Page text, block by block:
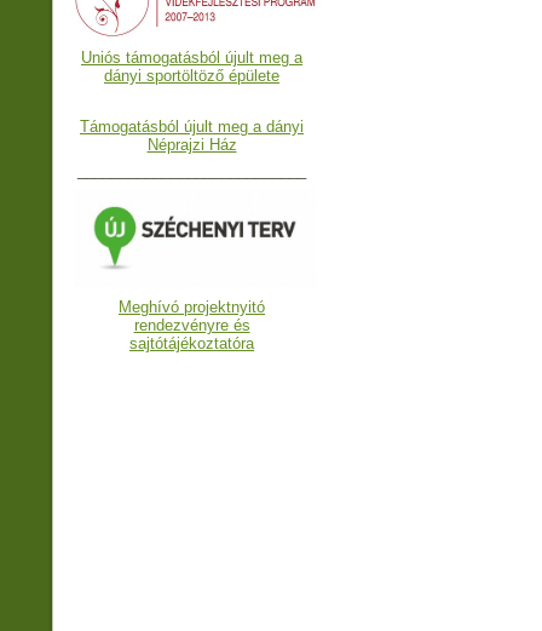
Uniós támogatásból újult meg a
dányi sportöltöző épülete
Támogatásból újult meg a dányi
Néprajzi Ház
Meghívó projektnyitó
rendezvényre és
sajtótájékoztatóra